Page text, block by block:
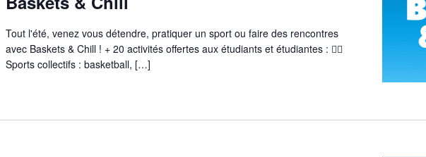
Tout l'été, venez vous détendre, pratiquer un sport ou faire des rencontres
avec Baskets & Chill ! + 20 activités offertes aux étudiants et étudiantes : 🏃‍♂️
Sports collectifs : basketball, […]